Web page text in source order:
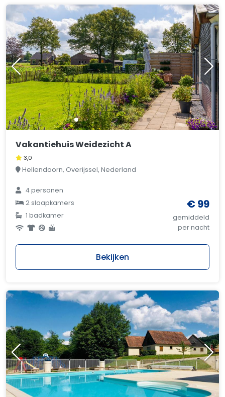
Vakantiehuis Weidezicht A
3,0
Hellendoorn, Overijssel, Nederland
4 personen
2 slaapkamers
1 badkamer
€ 99
gemiddeld
per nacht
Bekijken